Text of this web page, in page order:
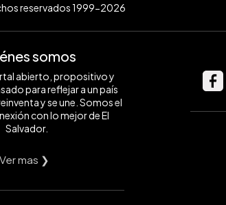
reservados 1999-2026
somos
abierto, propositivo y
para reflejar a un país
y se une. Somos el
con lo mejor de El
Salvador.
Ver mas ❯